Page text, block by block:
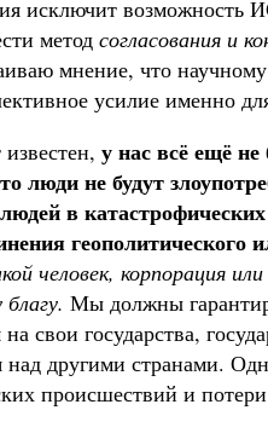
исключит возможность
метод согласования и
мнение, что
усилие именно
у нас всё ещё не
люди не будут
в
геополитического
человек, корпорация или
Мы должны
свои государства,
над другими странами.
происшествий и